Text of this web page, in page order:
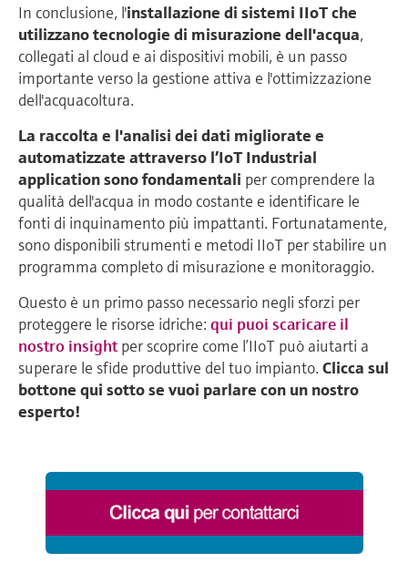
In conclusione, l'installazione di sistemi IIoT che
utilizzano tecnologie di misurazione dell'acqua,
collegati al cloud e ai dispositivi mobili, è un passo
importante verso la gestione attiva e l'ottimizzazione
dell'acquacoltura.
La raccolta e l'analisi dei dati migliorate e
automatizzate attraverso l’IoT Industrial
application sono fondamentali per comprendere la
qualità dell'acqua in modo costante e identificare le
fonti di inquinamento più impattanti. Fortunatamente,
sono disponibili strumenti e metodi IIoT per stabilire un
programma completo di misurazione e monitoraggio.
Questo è un primo passo necessario negli sforzi per
proteggere le risorse idriche: qui puoi scaricare il
nostro insightper scoprire come l’IIoT può aiutarti a
superare le sfide produttive del tuo impianto. Clicca sul
bottone qui sotto se vuoi parlare con un nostro
esperto!